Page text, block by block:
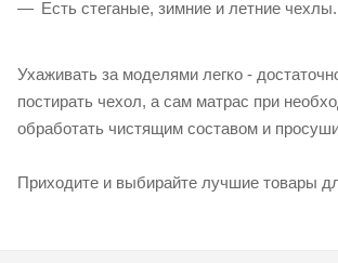
Есть стеганые, зимние и летние чехлы.
Ухаживать за моделями легко -
постирать чехол, а сам матрас при
обработать чистящим составом и
Приходите и выбирайте лучшие товары